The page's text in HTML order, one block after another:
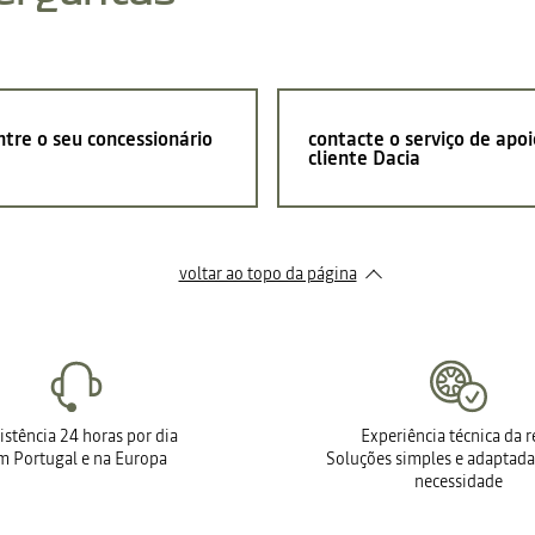
o seu concessionário contacte o serviço de
cliente Dacia
voltar ao topo da página
24 horas por dia
Portugal e na Europa
Experiência técnica da
Soluções simples e
necessidade